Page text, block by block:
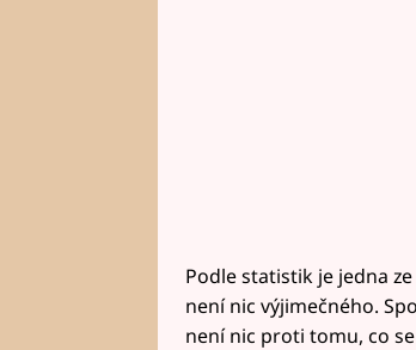
Podle statistik je jedna
není nic výjimečného.
není nic proti tomu, co